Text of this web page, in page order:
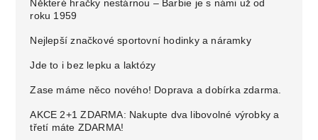
Některé hračky nestárnou – Barbie je s námi už od
roku 1959
Nejlepší značkové sportovní hodinky a náramky
Jde to i bez lepku a laktózy
Zase máme něco nového! Doprava a dobírka zdarma.
AKCE 2+1 ZDARMA: Nakupte dva libovolné výrobky a
třetí máte ZDARMA!